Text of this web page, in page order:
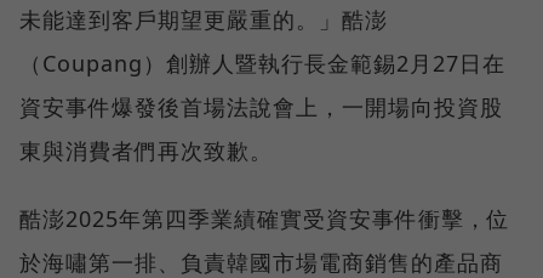
未能達到客戶期望更嚴重的。」酷澎
（Coupang）創辦人暨執行長金範錫2月27日在
資安事件爆發後首場法說會上，一開場向投資股
東與消費者們再次致歉。
酷澎2025年第四季業績確實受資安事件衝擊，位
於海嘯第一排、負責韓國市場電商銷售的產品商